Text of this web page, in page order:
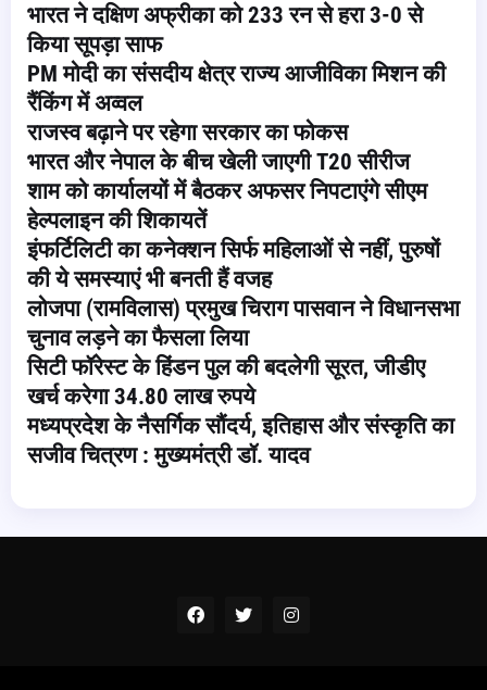
भारत ने दक्षिण अफ्रीका को 233 रन से हरा 3-0 से
किया सूपड़ा साफ
PM मोदी का संसदीय क्षेत्र राज्य आजीविका मिशन की
रैंकिंग में अव्वल
राजस्व बढ़ाने पर रहेगा सरकार का फोकस
भारत और नेपाल के बीच खेली जाएगी T20 सीरीज
शाम को कार्यालयों में बैठकर अफसर निपटाएंगे सीएम
हेल्पलाइन की शिकायतें
इंफर्टिलिटी का कनेक्शन सिर्फ महिलाओं से नहीं, पुरुषों
की ये समस्याएं भी बनती हैं वजह
लोजपा (रामविलास) प्रमुख चिराग पासवान ने विधानसभा
चुनाव लड़ने का फैसला लिया
सिटी फॉरेस्ट के हिंडन पुल की बदलेगी सूरत, जीडीए
खर्च करेगा 34.80 लाख रुपये
मध्यप्रदेश के नैसर्गिक सौंदर्य, इतिहास और संस्कृति का
सजीव चित्रण : मुख्यमंत्री डॉ. यादव